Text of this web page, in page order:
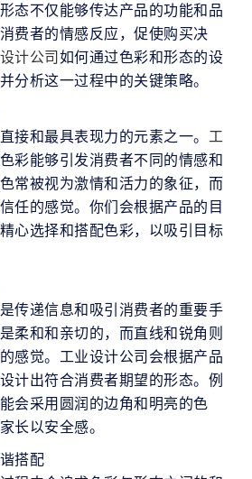
态不仅能够传达产品的功能和品
费者的情感反应，促使购买决
计公司如何通过色彩和形态的设
分析这一过程中的关键策略。
接和最具表现力的元素之一。 工
彩能够引发消费者不同的情感和
常被视为激情和活力的象征，而
任的感觉。你们会根据产品的目
心选择和搭配色彩，以吸引目标
传递信息和吸引消费者的重要手
柔和和亲切的，而直线和锐角则
感觉。工业设计公司会根据产品
计出符合消费者期望的形态。例
会采用圆润的边角和明亮的色
长以安全感。
搭配